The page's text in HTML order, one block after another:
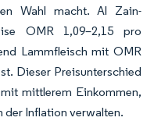
Wahl macht. Al Zain-
OMR 1,09–2,15 pro
Lammfleisch mit OMR
Dieser Preisunterschied
mittlerem Einkommen,
Inflation verwalten.